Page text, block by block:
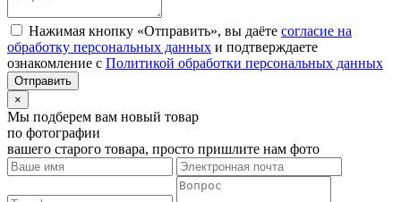
Нажимая кнопку «Отправить», вы даёте согласие на
обработку персональных данных и подтверждаете
ознакомление с Политикой обработки персональных данных
×
Мы подберем вам новый товар
по фотографии
вашего старого товара, просто пришлите нам фото